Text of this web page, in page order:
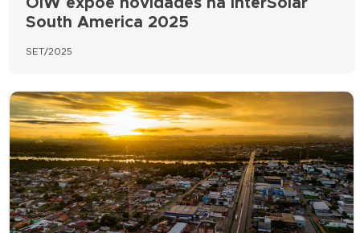
South America 2025
SET/2025